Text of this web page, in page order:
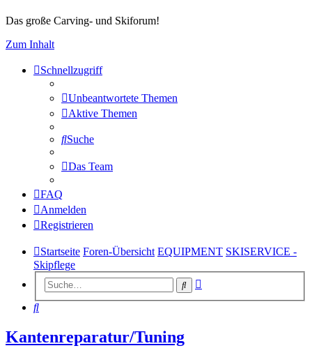
Das große Carving- und Skiforum!
Zum Inhalt
Schnellzugriff
Unbeantwortete Themen
Aktive Themen
Suche
Das Team
FAQ
Anmelden
Registrieren
Startseite Foren-Übersicht EQUIPMENT SKISERVICE -
Skipflege
Suche
Suche
Kantenreparatur/Tuning